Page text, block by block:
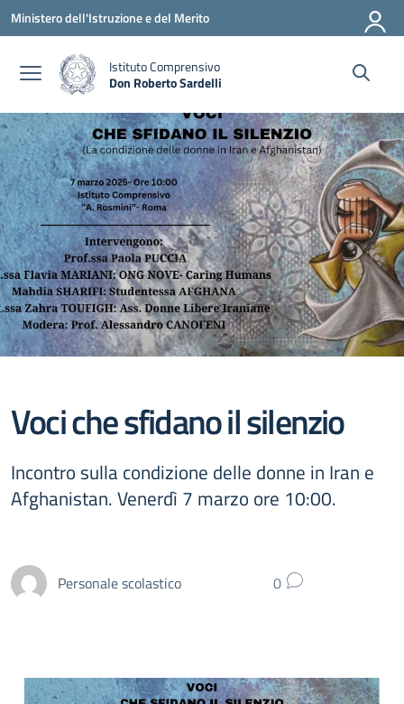
Vai ai contenuti
Vai al menu di navigazione
Vai al footer
Ministero dell'Istruzione e del Merito
Istituto Comprensivo
Don Roberto Sardelli
Voci che sfidano il silenzio
Incontro sulla condizione delle donne in Iran e
Afghanistan. Venerdì 7 marzo ore 10:00.
Personale scolastico 0